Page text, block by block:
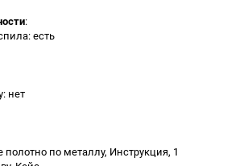
:
есть
нет
по металлу, Инструкция, 1